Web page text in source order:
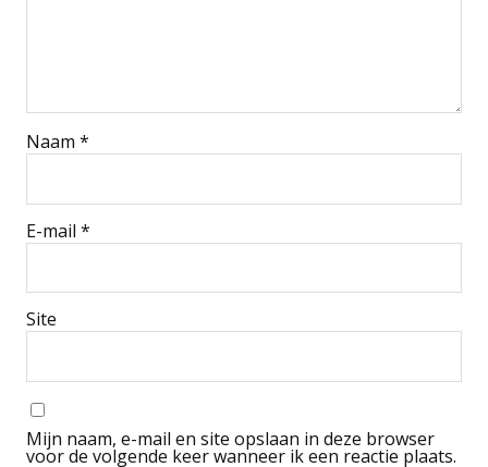
Naam *
E-mail *
Site
Mijn naam, e-mail en site opslaan in deze browser
voor de volgende keer wanneer ik een reactie plaats.